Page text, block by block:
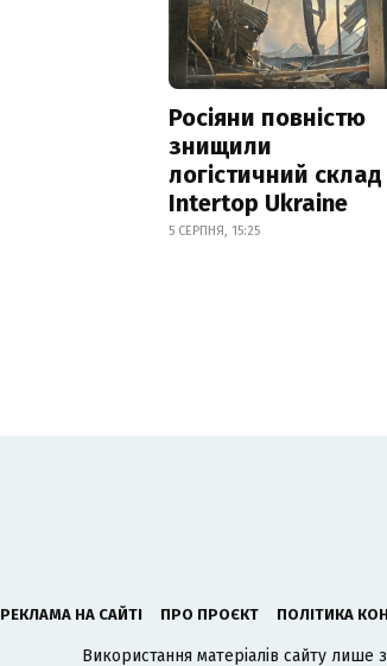
Росіяни повністю
знищили
логістичний склад
Intertop Ukraine
5 СЕРПНЯ, 15:25
РЕКЛАМА НА САЙТІ ПРО ПРОЄКТ ПОЛІТИКА
Використання матеріалів сайту лише